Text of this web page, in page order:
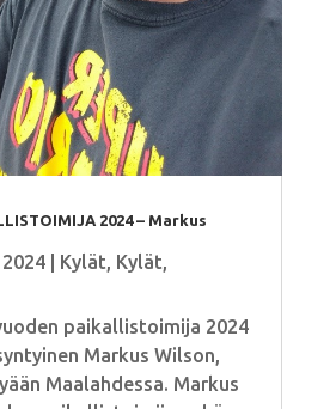
2024 – Markus
| Kylät, Kylät,
paikallistoimija 2024
Markus Wilson,
Maalahdessa. Markus